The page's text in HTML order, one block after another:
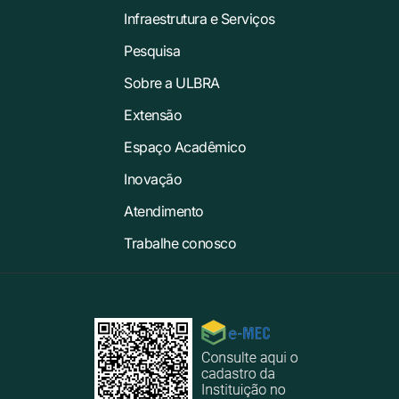
Infraestrutura e Serviços
Pesquisa
Sobre a ULBRA
Extensão
Espaço Acadêmico
Inovação
Atendimento
Trabalhe conosco